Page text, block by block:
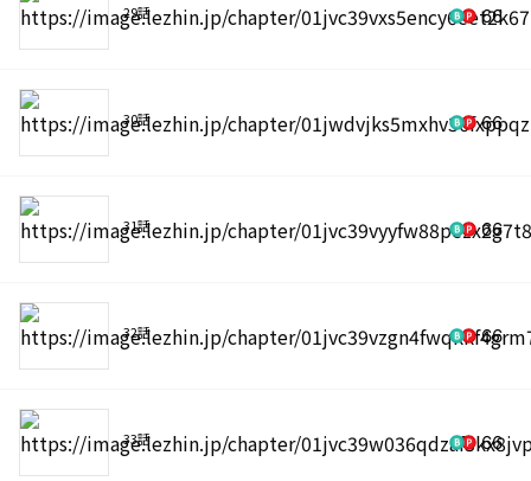
29話 66
30話 66
31話 66
32話 66
33話 66